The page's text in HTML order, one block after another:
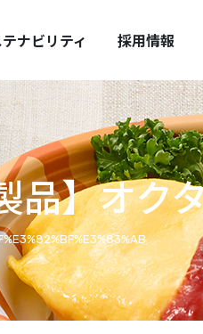
中期経営計画
取扱い上の注意
ナビリティ 採用情報
品】オク